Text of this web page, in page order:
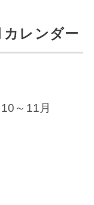
レンダー
～11月